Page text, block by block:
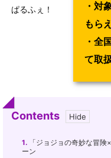
ぱるふぇ！
・対
もら
・全
て取
Contents
1. 「ジョジョの奇妙な冒
ーン